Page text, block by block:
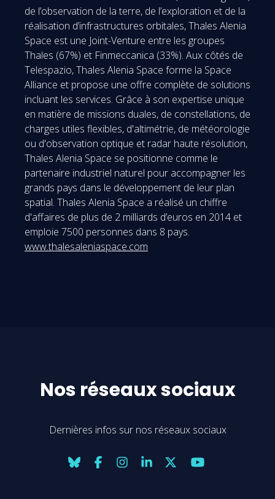
de l’observation de la terre, de l’exploration et de la
réalisation d’infrastructures orbitales, Thales Alenia
Space est une Joint-Venture entre les groupes
Thales (67%) et Finmeccanica (33%). Aux côtés de
Telespazio, Thales Alenia Space forme la Space
Alliance et propose une offre complète de solutions
incluant les services. Grâce à son expertise unique
en matière de missions duales, de constellations, de
charges utiles flexibles, d'altimétrie, de météorologie
ou d'observation optique et radar haute résolution,
Thales Alenia Space se positionne comme le
partenaire industriel naturel pour accompagner les
grands pays dans le développement de leur plan
spatial. Thales Alenia Space a réalisé un chiffre
d'affaires de plus de 2 milliards d’euros en 2014 et
emploie 7500 personnes dans 8 pays.
www.thalesaleniaspace.com
Nos réseaux sociaux
Dernières infos sur nos réseaux sociaux